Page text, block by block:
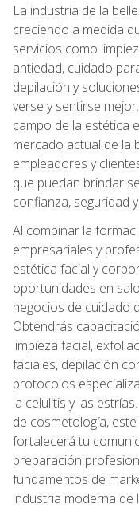
La industria de la
creciendo a medida
servicios como
antiedad, cuidado
depilación y
verse y sentirse
campo de la estética
mercado actual de la
empleadores y
que puedan brindar
confianza, seguridad
Al combinar la
empresariales y
estética facial y
oportunidades en
negocios de cuidado
Obtendrás
limpieza facial,
faciales, depilación
protocolos
la celulitis y las
de cosmetología,
fortalecerá tu
preparación
fundamentos de
industria moderna de